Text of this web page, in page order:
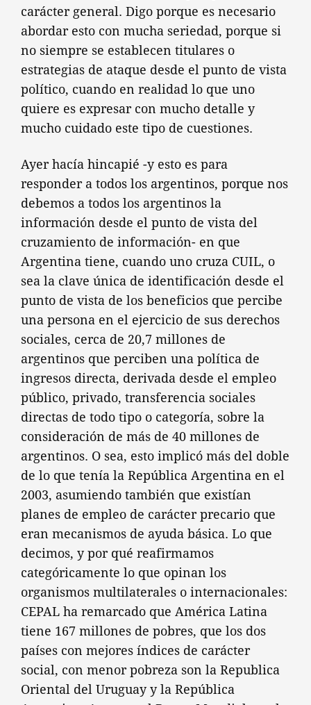
carácter general. Digo porque es necesario
abordar esto con mucha seriedad, porque si
no siempre se establecen titulares o
estrategias de ataque desde el punto de vista
político, cuando en realidad lo que uno
quiere es expresar con mucho detalle y
mucho cuidado este tipo de cuestiones.
Ayer hacía hincapié -y esto es para
responder a todos los argentinos, porque nos
debemos a todos los argentinos la
información desde el punto de vista del
cruzamiento de información- en que
Argentina tiene, cuando uno cruza CUIL, o
sea la clave única de identificación desde el
punto de vista de los beneficios que percibe
una persona en el ejercicio de sus derechos
sociales, cerca de 20,7 millones de
argentinos que perciben una política de
ingresos directa, derivada desde el empleo
público, privado, transferencia sociales
directas de todo tipo o categoría, sobre la
consideración de más de 40 millones de
argentinos. O sea, esto implicó más del doble
de lo que tenía la República Argentina en el
2003, asumiendo también que existían
planes de empleo de carácter precario que
eran mecanismos de ayuda básica. Lo que
decimos, y por qué reafirmamos
categóricamente lo que opinan los
organismos multilaterales o internacionales:
CEPAL ha remarcado que América Latina
tiene 167 millones de pobres, que los dos
países con mejores índices de carácter
social, con menor pobreza son la Republica
Oriental del Uruguay y la República